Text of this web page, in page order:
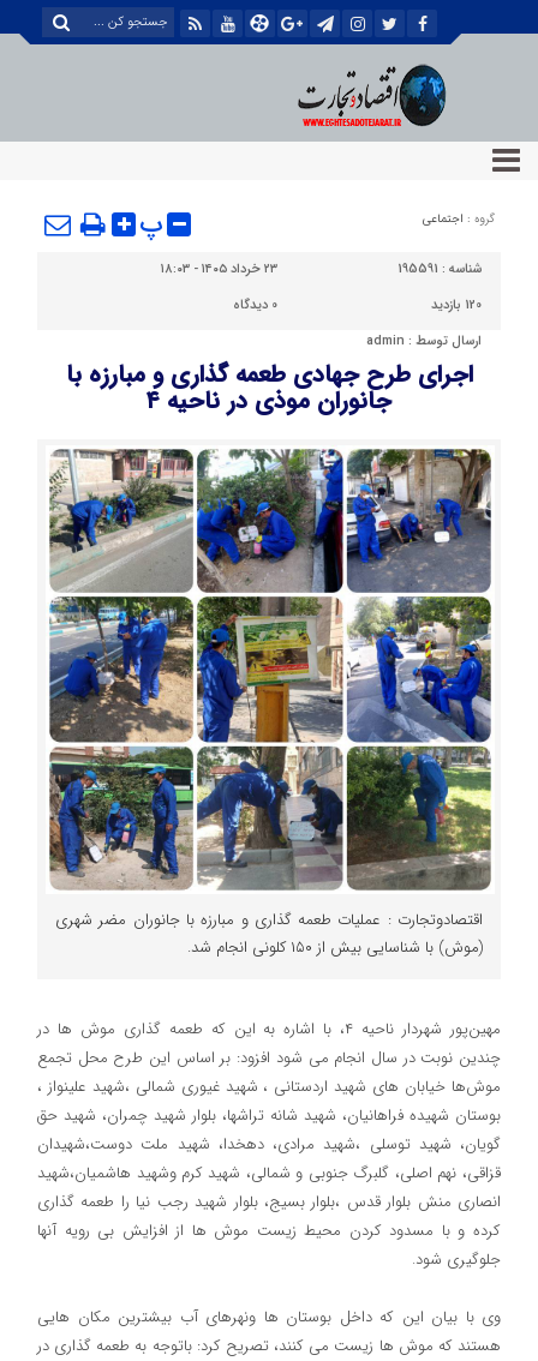
گروه : اجتماعی پ
شناسه : 195591
۲۳ خرداد ۱۴۰۵ - ۱۸:۰۳
120 بازدید
0 دیدگاه
ارسال توسط : admin
اجرای طرح جهادی طعمه گذاری و مبارزه با
جانوران موذی در ناحیه ۴
اقتصادوتجارت : عمليات طعمه گذاري و مبارزه با جانوران مضر شهري
(موش) با شناسایی بیش از ۱۵۰ کلونی انجام شد.
مهین‌پور شهردار ناحیه ۴، با اشاره به اين كه طعمه گذاري موش ها در
چندين نوبت در سال انجام مي شود افزود: بر اساس اين طرح محل تجمع
موش‌ها خیابان‌ های شهید اردستانی ، شهید غیوری‌ شمالی ،شهید علینواز ،
بوستان شهیده فراهانیان، شهید شانه تراشها، بلوار شهید چمران، شهید حق‌
گویان‌، شهید توسلی ،شهید مرادی، دهخدا، شهید ملت دوست،شهیدان
قزاقی، نهم اصلی، گلبرگ جنوبی و شمالی، شهید کرم وشهید هاشمیان،شهید
انصاری‌ منش بلوار‌ قدس ،بلوار بسیج، بلوار شهید رجب‌ نیا را طعمه گذاري
كرده و با مسدود كردن محيط زيست موش‌ ها از افزايش بي رويه آنها
جلوگيري شود.
وي با بيان اين كه داخل بوستان ها ونهرهای آب بيشترين مكان هايي
هستند كه موش ها زيست مي كنند، تصريح كرد: باتوجه به طعمه گذاري در